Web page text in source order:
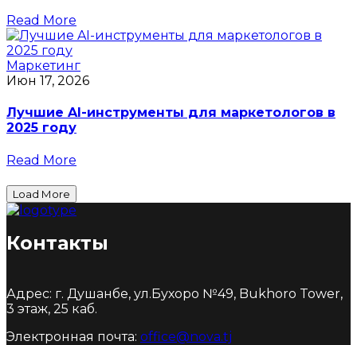
Read More
Маркетинг
Июн 17, 2026
Лучшие AI-инструменты для маркетологов в
2025 году
Read More
Load More
Контакты
Адрес: г. Душанбе, ул.Бухоро №49, Bukhoro Tower,
3 этаж, 25 каб.
Электронная почта: office@nova.tj